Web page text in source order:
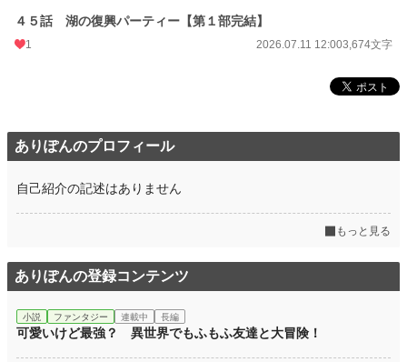
４５話 湖の復興パーティー【第１部完結】
1 2026.07.11 12:003,674文字
ありぽんのプロフィール
自己紹介の記述はありません
もっと見る
ありぽんの登録コンテンツ
小説 ファンタジー 連載中 長編
可愛いけど最強？ 異世界でもふもふ友達と大冒険！